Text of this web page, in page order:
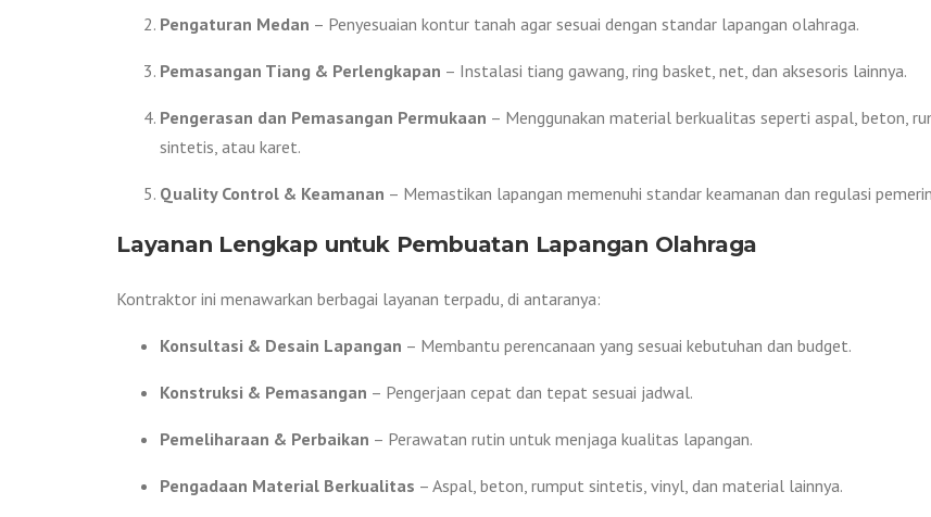
Pengaturan Medan – Penyesuaian kontur tanah agar sesuai dengan standar lapangan olahraga.
Pemasangan Tiang & Perlengkapan – Instalasi tiang gawang, ring basket, net, dan aksesoris lainnya.
Pengerasan dan Pemasangan Permukaan – Menggunakan material berkualitas seperti aspal, beton,
sintetis, atau karet.
Quality Control & Keamanan – Memastikan lapangan memenuhi standar keamanan dan regulasi
Layanan Lengkap untuk Pembuatan Lapangan Olahraga
Kontraktor ini menawarkan berbagai layanan terpadu, di antaranya:
Konsultasi & Desain Lapangan – Membantu perencanaan yang sesuai kebutuhan dan budget.
Konstruksi & Pemasangan – Pengerjaan cepat dan tepat sesuai jadwal.
Pemeliharaan & Perbaikan – Perawatan rutin untuk menjaga kualitas lapangan.
Pengadaan Material Berkualitas – Aspal, beton, rumput sintetis, vinyl, dan material lainnya.